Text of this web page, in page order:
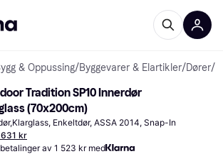
& Oppussing/Byggevarer & Elartikler/Dører/
Tradition SP10 Innerdør
(70x200cm)
Enkeltdør, ASSA 2014, Snap-In
kr
av 1 523 kr med